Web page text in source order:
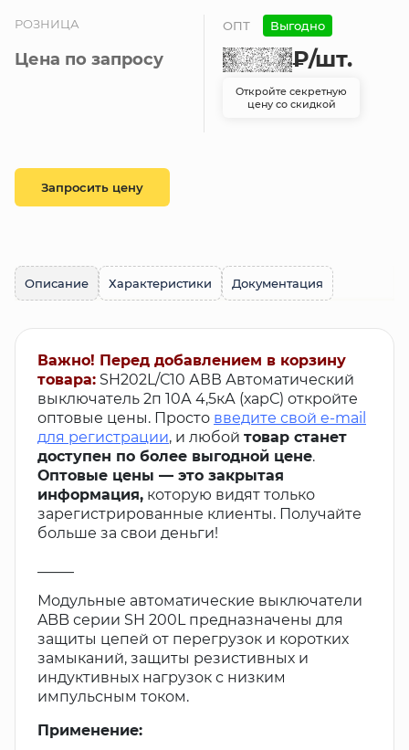
РОЗНИЦА
Цена по запросу
ОПТ Выгодно
₽/шт.
Откройте секретную
цену со скидкой
Запросить цену
Описание Характеристики Документация
Важно! Перед добавлением в корзину
товара: SH202L/С10 АВВ Автоматический
выключатель 2п 10А 4,5кА (харС) откройте
оптовые цены. Просто введите свой e-mail
для регистрации, и любой товар станет
доступен по более выгодной цене.
Оптовые цены — это закрытая
информация, которую видят только
зарегистрированные клиенты. Получайте
больше за свои деньги!
Модульные автоматические выключатели
ABB серии SH 200L предназначены для
защиты цепей от перегрузок и коротких
замыканий, защиты резистивных и
индуктивных нагрузок с низким
импульсным током.
Применение: